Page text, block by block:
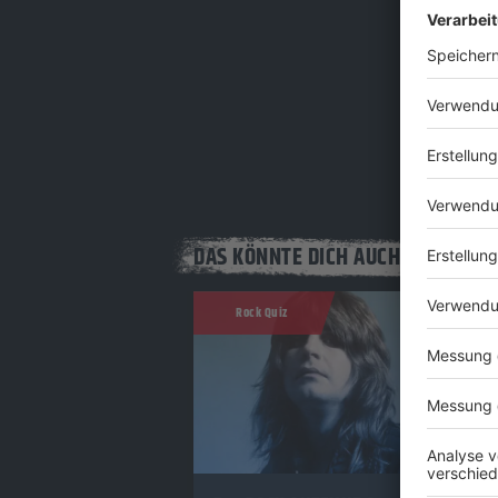
DAS KÖNNTE DICH AUCH
Rock Quiz